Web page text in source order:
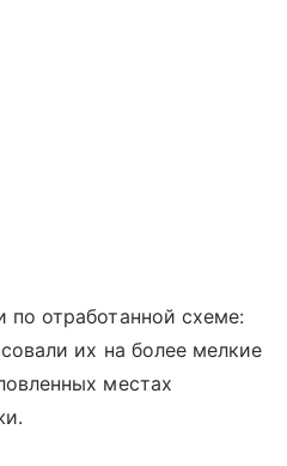
по отработанной схеме:
их на более мелкие
местах